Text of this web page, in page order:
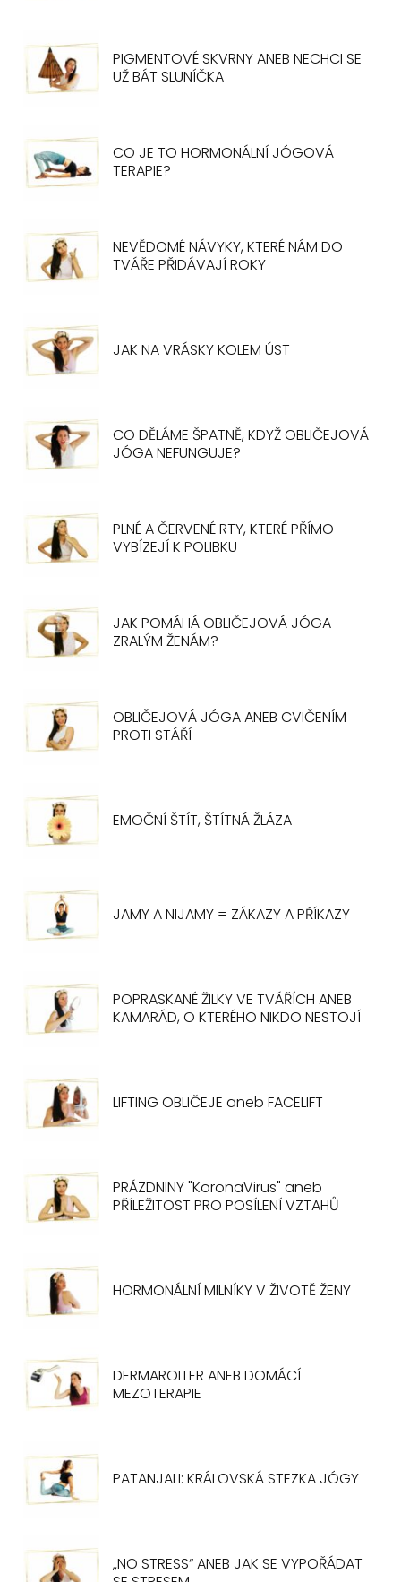
PIGMENTOVÉ SKVRNY ANEB NECHCI SE
UŽ BÁT SLUNÍČKA
CO JE TO HORMONÁLNÍ JÓGOVÁ
TERAPIE?
NEVĚDOMÉ NÁVYKY, KTERÉ NÁM DO
TVÁŘE PŘIDÁVAJÍ ROKY
JAK NA VRÁSKY KOLEM ÚST
CO DĚLÁME ŠPATNĚ, KDYŽ OBLIČEJOVÁ
JÓGA NEFUNGUJE?
PLNÉ A ČERVENÉ RTY, KTERÉ PŘÍMO
VYBÍZEJÍ K POLIBKU
JAK POMÁHÁ OBLIČEJOVÁ JÓGA
ZRALÝM ŽENÁM?
OBLIČEJOVÁ JÓGA ANEB CVIČENÍM
PROTI STÁŘÍ
EMOČNÍ ŠTÍT, ŠTÍTNÁ ŽLÁZA
JAMY A NIJAMY = ZÁKAZY A PŘÍKAZY
POPRASKANÉ ŽILKY VE TVÁŘÍCH ANEB
KAMARÁD, O KTERÉHO NIKDO NESTOJÍ
LIFTING OBLIČEJE aneb FACELIFT
PRÁZDNINY "KoronaVirus" aneb
PŘÍLEŽITOST PRO POSÍLENÍ VZTAHŮ
HORMONÁLNÍ MILNÍKY V ŽIVOTĚ ŽENY
DERMAROLLER ANEB DOMÁCÍ
MEZOTERAPIE
PATANJALI: KRÁLOVSKÁ STEZKA JÓGY
„NO STRESS“ ANEB JAK SE VYPOŘÁDAT